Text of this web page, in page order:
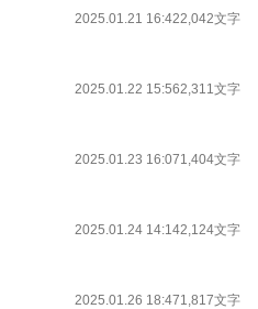
2025.01.21 16:422,042文字
2025.01.22 15:562,311文字
2025.01.23 16:071,404文字
2025.01.24 14:142,124文字
2025.01.26 18:471,817文字